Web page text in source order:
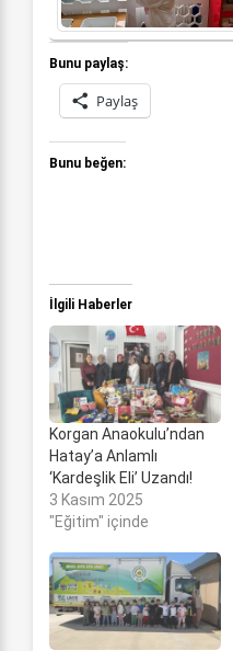
Bunu paylaş:
Paylaş
Bunu beğen:
İlgili Haberler
Korgan Anaokulu’ndan
Hatay’a Anlamlı
‘Kardeşlik Eli’ Uzandı!
3 Kasım 2025
"Eğitim" içinde